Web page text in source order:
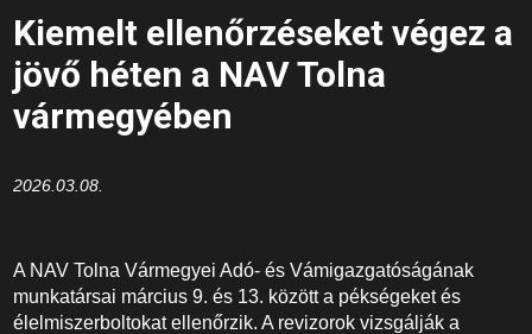
Kiemelt ellenőrzéseket végez a
jövő héten a NAV Tolna
vármegyében
2026.03.08.
A NAV Tolna Vármegyei Adó- és Vámigazgatóságának
munkatársai március 9. és 13. között a pékségeket és
élelmiszerboltokat ellenőrzik. A revizorok vizsgálják a